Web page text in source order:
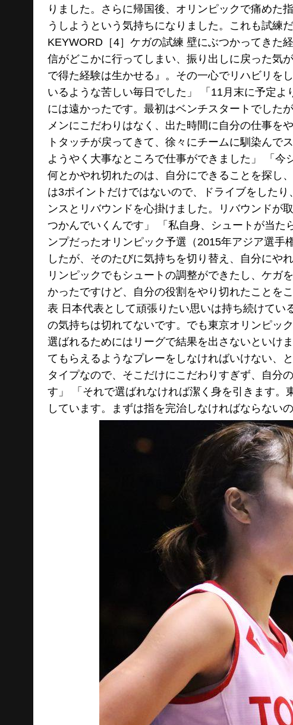
りました。さらに帰国後、オリンピックで痛めた
うしようという気持ちになりました。これも試練
KEYWORD［4］ケガの試練 壁にぶつかってきた
信がどこかに行ってしまい、振り出しに戻った気
で得た経験は生かせる』。その一心でリハビリを
いるような苦しい毎日でした」 「11月末に予定
には遠かったです。最初はベンチスタートでした
メンにこだわりはなく、出た時間に自分の仕事を
トタッチが戻ってきて、徐々にチームに馴染んで
ようやく大事なところで仕事ができました」 「今
何とかやれ切れたのは、自分にできることを探し
は3ポイントだけではないので、ドライブをした
ンスとリバウンドを心掛けました。リバウンドが
つかんでいくんです」 「私自身、シュートが当た
ンプだったオリンピック予選（2015年アジア選手
したが、そのたびに気持ちを切り替え、自分にや
リンピックでもシュートの調整ができたし、ケガ
かったですけど、自分の役割をやり切れたことを
表 日本代表として頑張りたい思いは持ち続けてい
の気持ちは切れてないです。でも東京オリンピッ
選ばれるためにはリーグで結果を出さないといけ
てもらえるようなプレーをしなければいけない、
タイプなので、そこだけにこだわりすぎず、自分
す」 「それで選ばれなければ潔く身を引きます
しています。まずは指を完治しなければならない